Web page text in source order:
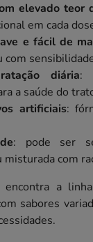
elevado teor
em cada
e fácil de
com
diária:
a saúde do
artificiais:
: pode ser
misturada com
encontra a
sabores